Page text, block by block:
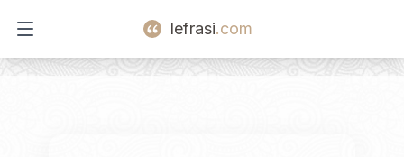
Open main menu
lefrasi.com